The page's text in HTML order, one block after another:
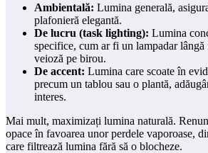
Ambientală: Lumina generală,
plafonieră elegantă.
De lucru (task lighting): Lumina
specifice, cum ar fi un lampadar
veioză pe birou.
De accent: Lumina care scoate în
precum un tablou sau o plantă,
interes.
Mai mult, maximizați lumina naturală.
opace în favoarea unor perdele vaporoase,
care filtrează lumina fără să o blocheze.